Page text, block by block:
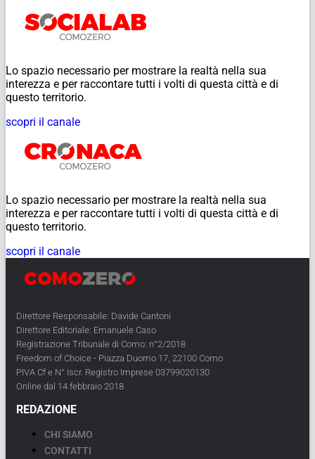
Lo spazio necessario per mostrare la realtà nella sua
interezza e per raccontare tutti i volti di questa città e di
questo territorio.
scopri il canale
Lo spazio necessario per mostrare la realtà nella sua
interezza e per raccontare tutti i volti di questa città e di
questo territorio.
scopri il canale
Direttore Responsabile: Davide Cantoni
Direttore Editoriale: Emanuele Caso
Registrazione Tribunale di Como: n°2/2018
Freedom of Choice - Piazza Duomo 17, 22100 Como
PIVA Cf e N° Iscr. Registro Imprese 03799020130
Online dal 14 febbraio 2018
REDAZIONE
CHI SIAMO
CONTATTI